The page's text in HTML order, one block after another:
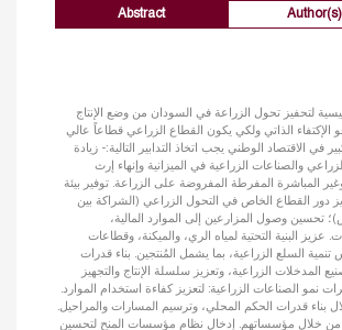
Abstract Author(s)
لتحفيز تحول الزراعة في السودان من وضع الإنتاج
الإكتفاء الذاتي ولكي يكون القطاع الزراعي قطاعاً عالي
في الاقتصاد الوطني يجب اتخاذ التدابير التالية:- زيادة
والصناعات الزراعية في الميزانية وإنهاء إرث
المباشرة المفرطة المفروضة على الزراعة. توفير بيئة
دور القطاع الخاص في التحول الزراعي (الشراكة بين
تحسين وصول المزارعين إلى الموارد المالية،
عزيز البنية التحتية لمياه الري، والميكنة، وقطاعات
تنمية السلع الزراعية، بما يشمل المُنتجين.
بناء قدرات
المدخلات الزراعية، وتعزيز سلسلة الإنتاج والتجهيز
نمو الصناعات الزراعية: لتعزيز كفاءة استخدام الموارد.
بناء قدرات الحكم المحلي، وترسيم المسارات والمراحيل.
من خلال مؤسساتهم.
إدخال نظام مؤسسات المنح لتحسين